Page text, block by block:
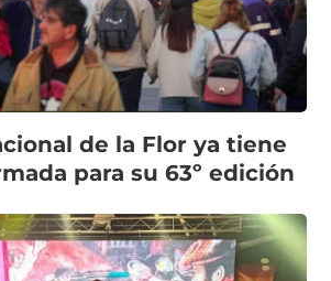
de la Flor ya tiene
para su 63º edición